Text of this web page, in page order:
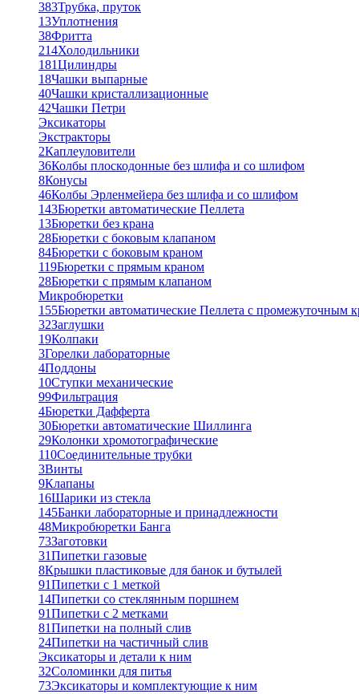
383Трубка, пруток
13Уплотнения
38Фритта
214Холодильники
181Цилиндры
18Чашки выпарные
40Чашки кристаллизационные
42Чашки Петри
Эксикаторы
Экстракторы
2Каплеуловители
36Колбы плоскодонные без шлифа и со шлифом
8Конусы
46Колбы Эрленмейера без шлифа и со шлифом
143Бюретки автоматические Пеллета
13Бюретки без крана
28Бюретки с боковым клапаном
84Бюретки с боковым краном
119Бюретки с прямым краном
28Бюретки с прямым клапаном
Микробюретки
155Бюретки автоматические Пеллета с промежуточным
32Заглушки
19Колпаки
3Горелки лабораторные
4Поддоны
10Ступки механические
99Фильтрация
4Бюретки Дафферта
30Бюретки автоматические Шиллинга
29Колонки хромотографические
110Соединительные трубки
3Винты
9Клапаны
16Шарики из стекла
145Банки лабораторные и принадлежности
48Микробюретки Банга
73Заготовки
31Пипетки газовые
8Крышки пластиковые для банок и бутылей
91Пипетки с 1 меткой
14Пипетки со стеклянным поршнем
91Пипетки с 2 метками
81Пипетки на полный слив
24Пипетки на частичный слив
Эксикаторы и детали к ним
32Соломинки для питья
73Эксикаторы и комплектующие к ним